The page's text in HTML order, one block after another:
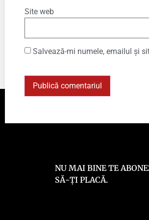
Site web
Salvează-mi numele, emailul și
NU MAI BINE TE
SĂ-ȚI PLACĂ.